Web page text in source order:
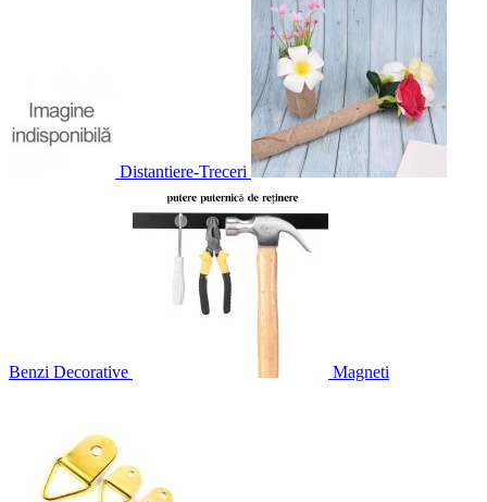
Distantiere-Treceri
Benzi Decorative Magneti